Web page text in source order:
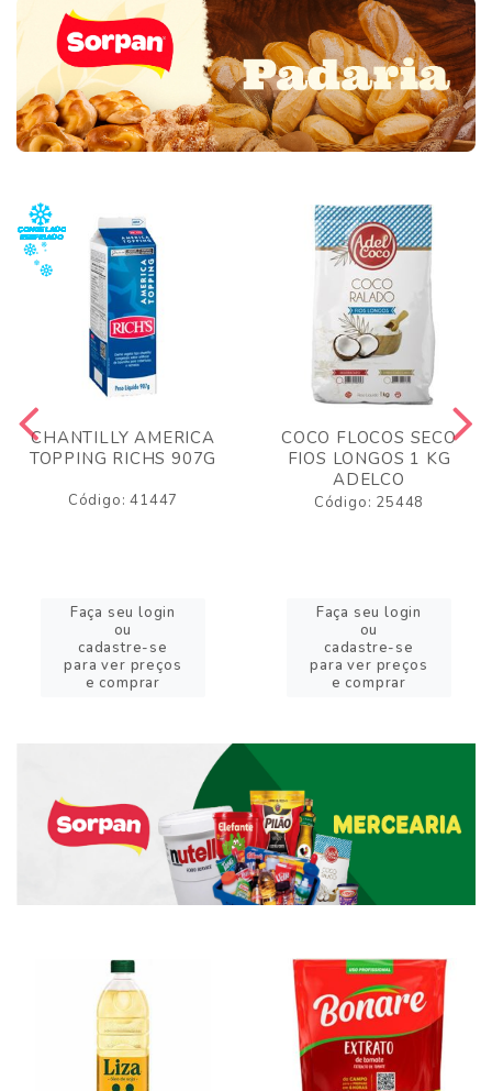
CHANTILLY AMERICA
TOPPING RICHS 907G
Código: 41447
Faça seu login
ou
cadastre-se
para ver preços
e comprar
COCO FLOCOS SECO
FIOS LONGOS 1 KG
ADELCO
Código: 25448
Faça seu login
ou
cadastre-se
para ver preços
e comprar